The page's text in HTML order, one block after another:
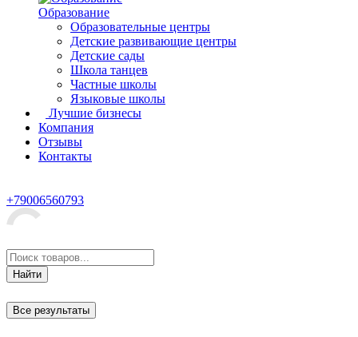
Образование
Образовательные центры
Детские развивающие центры
Детские сады
Школа танцев
Частные школы
Языковые школы
Лучшие бизнесы
Компания
Отзывы
Контакты
+79006560793
Найти
Все результаты